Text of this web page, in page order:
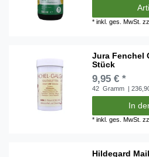
*inkl. ges. MwSt.
Jura Fenchel
Stück
9,95 € *
42 Gramm |
In
*inkl. ges. MwSt.
Hildegard